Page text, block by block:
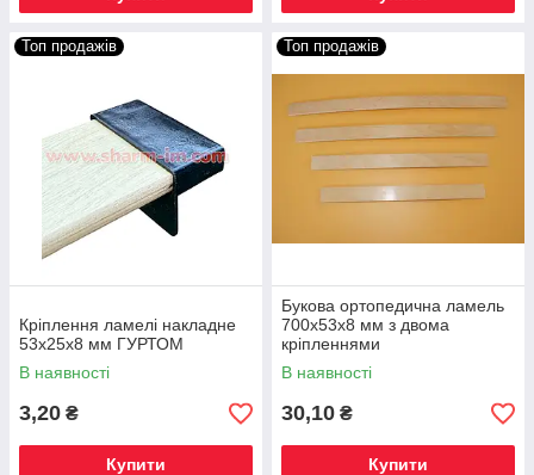
Топ продажів
Кріплення ламелі накладне
53х25х8 мм ГУРТОМ
В наявності
3,20 ₴
Купити
Топ продажів
Букова ортопедична ламель
700х53х8 мм з двома
кріпленнями
В наявності
30,10 ₴
Купити